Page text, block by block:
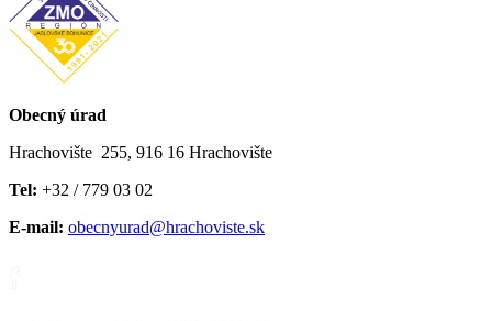
Obecný úrad
Hrachovište 255, 916 16 Hrachovište
Tel: +32 / 779 03 02
E-mail: obecnyurad@hrachoviste.sk